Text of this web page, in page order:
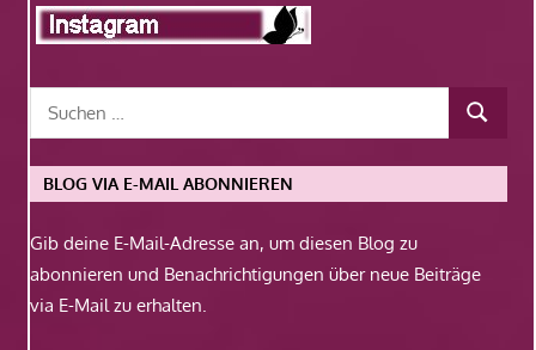
BLOG VIA E-MAIL ABONNIEREN
Gib deine E-Mail-Adresse an, um diesen Blog zu
abonnieren und Benachrichtigungen über neue Beiträge
via E-Mail zu erhalten.